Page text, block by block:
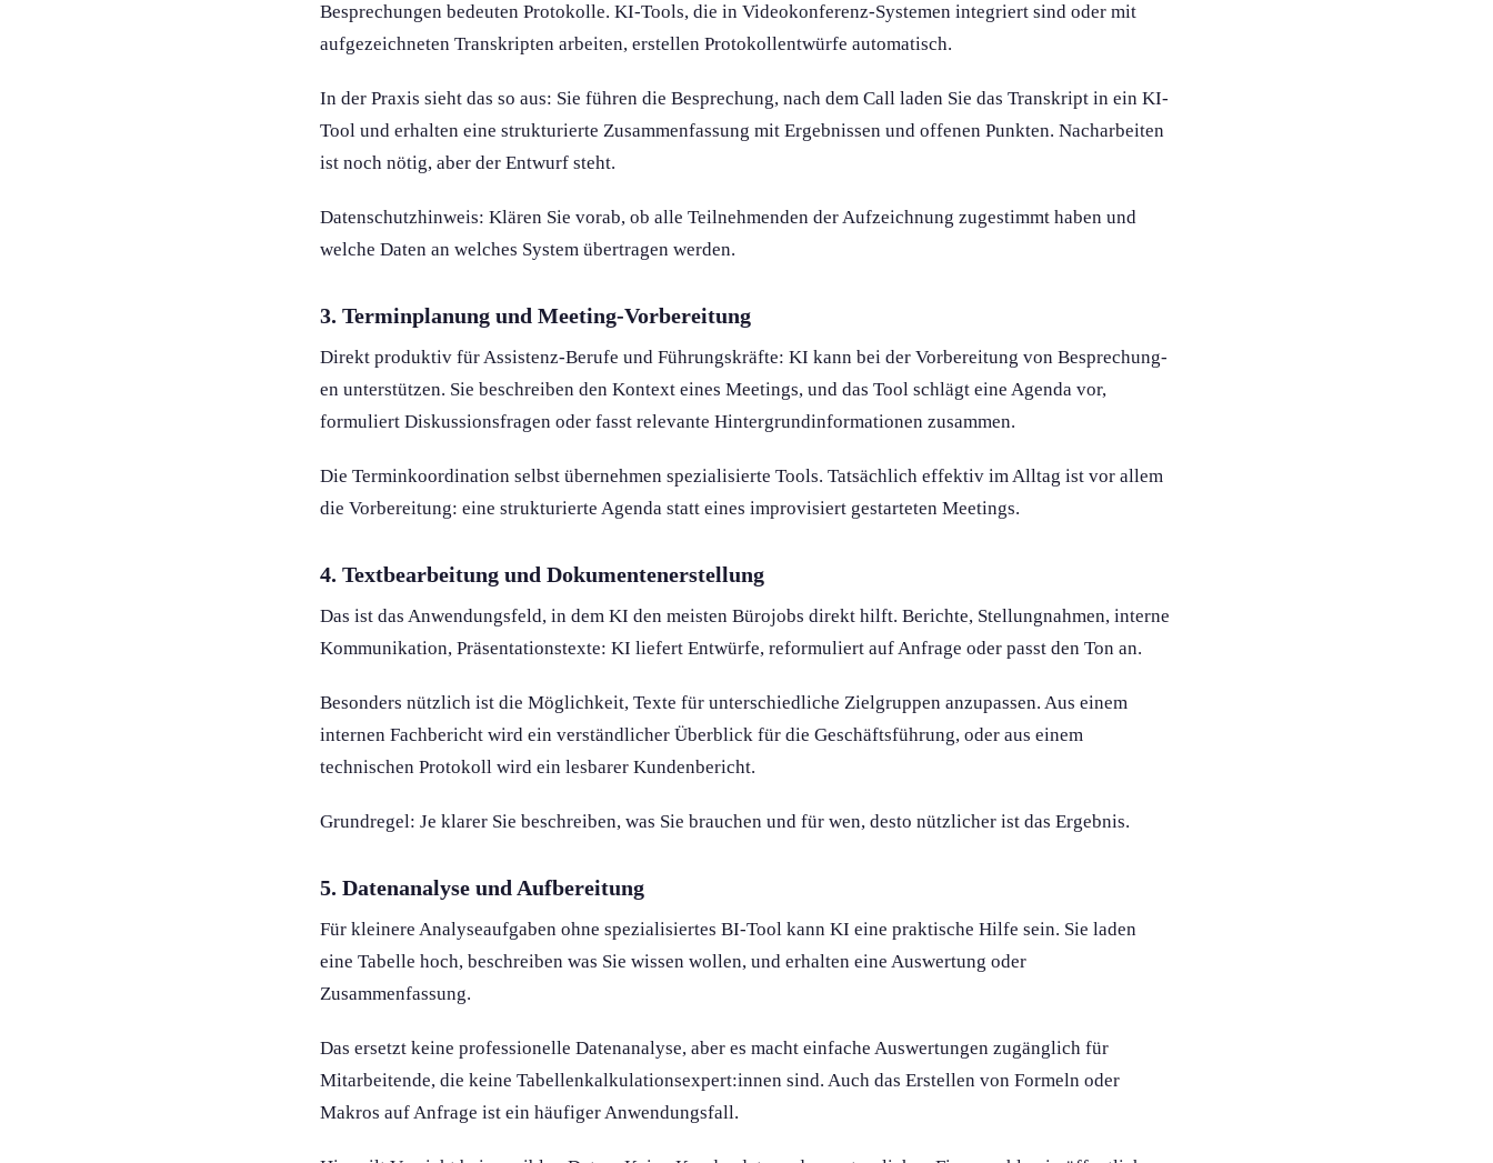
Besprechung­en bedeuten Protokolle. KI-Tools, die in Videokonferenz-Systemen integriert sind oder mit
aufgezeichneten Transkripten arbeiten, erstellen Protokollentwürfe automatisch.
In der Praxis sieht das so aus: Sie führen die Besprechung, nach dem Call laden Sie das Transkript in ein KI-
Tool und erhalten eine strukturierte Zusammenfassung mit Ergebnissen und offenen Punkten. Nacharbeiten
ist noch nötig, aber der Entwurf steht.
Datenschutzhinweis: Klären Sie vorab, ob alle Teilnehmenden der Aufzeichnung zugestimmt haben und
welche Daten an welches System übertragen werden.
3. Termin­planung und Meeting-Vorbereitung
Direkt produktiv für Assistenz-Berufe und Führungs­kräfte: KI kann bei der Vorbereitung von Besprechung­
en unterstützen. Sie beschreiben den Kontext eines Meetings, und das Tool schlägt eine Agenda vor,
formuliert Diskussionsfragen oder fasst relevante Hintergrundinformation­en zusammen.
Die Terminkoordination selbst übernehmen spezialisierte Tools. Tatsächlich effektiv im Alltag ist vor allem
die Vorbereitung: eine strukturierte Agenda statt eines improvisiert gestarteten Meetings.
4. Textbearbeitung und Dokument­enerstellung
Das ist das Anwendungs­feld, in dem KI den meisten Bürojobs direkt hilft. Berichte, Stellung­nahmen, interne
Kommunikation, Präsentations­texte: KI liefert Entwürfe, reformuliert auf Anfrage oder passt den Ton an.
Besonders nützlich ist die Möglichkeit, Texte für unterschiedliche Zielgruppen anzupassen. Aus einem
internen Fachbericht wird ein verständlicher Überblick für die Geschäfts­führung, oder aus einem
technischen Protokoll wird ein lesbarer Kundenbericht.
Grundregel: Je klarer Sie beschreiben, was Sie brauchen und für wen, desto nützlicher ist das Ergebnis.
5. Daten­analyse und Aufbereitung
Für kleinere Analyseaufgaben ohne spezialisiertes BI-Tool kann KI eine praktische Hilfe sein. Sie laden
eine Tabelle hoch, beschreiben was Sie wissen wollen, und erhalten eine Auswertung oder
Zusammenfassung.
Das ersetzt keine professionelle Daten­analyse, aber es macht einfache Auswertung­en zugänglich für
Mitarbeitende, die keine Tabellenkalkulations­expert:innen sind. Auch das Erstellen von Formeln oder
Makros auf Anfrage ist ein häufiger Anwendungs­fall.